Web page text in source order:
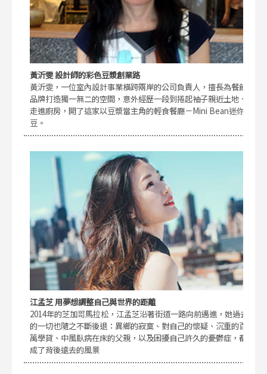
黃沂雯 設計師的彩色豆漿創業路
黃沂雯，一位室內設計事業橫跨兩岸的公司負責人，擅長為餐飲
品牌打造獨一無二的空間，意外經歷一段到捲起袖子親近土地、
走進廚房，開了這家以豆漿當主角的輕食餐廳－Mini Bean迷你
豆。
江孟芝 用夢想調整自己與世界的距離
2014年的芝加哥馬拉松，江孟芝沿著街道一路向前邁進，她過去
的一切也隨之不斷後退：異鄉的寂寞、對自己的懷疑、沉重的百
萬學貸、中風臥病在床的父親，以及困擾自己許久的憂鬱症，都
成了背後遠去的風景